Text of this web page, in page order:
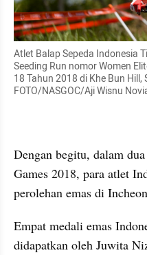
Atlet Balap Sepeda Indonesia
Seeding Run nomor Women
18 Tahun 2018 di Khe Bun Hill,
FOTO/NASGOC/Aji Wisnu
Dengan begitu, dalam
Games 2018, para atlet
perolehan emas di
Empat medali emas
didapatkan oleh Juwita